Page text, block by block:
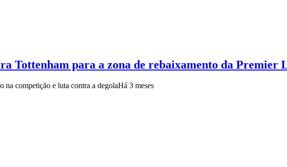
Tottenham para a zona de rebaixamento da Premier
competição e luta contra a degolaHá 3 meses